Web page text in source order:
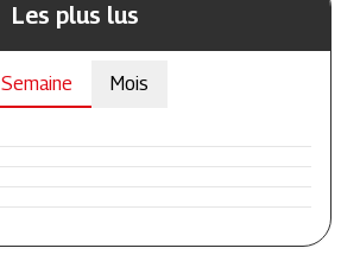
Les plus lus
Semaine Mois